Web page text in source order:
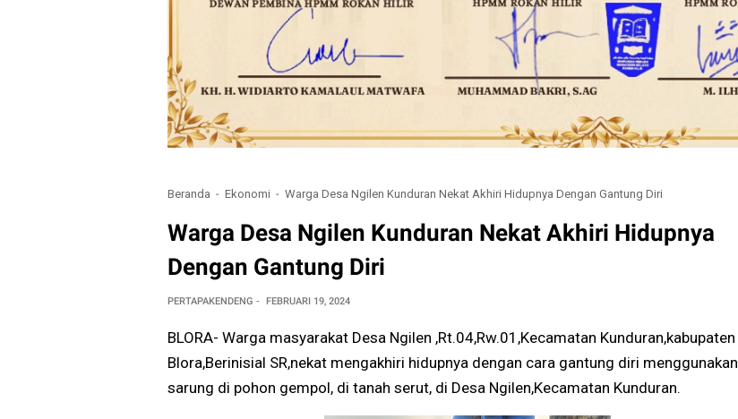
Beranda Ekonomi Warga Desa Ngilen Kunduran Nekat Akhiri Hidupnya Dengan Gantung Diri
Warga Desa Ngilen Kunduran Nekat Akhiri Hidupnya
Dengan Gantung Diri
PERTAPAKENDENG FEBRUARI 19, 2024
BLORA- Warga masyarakat Desa Ngilen ,Rt.04,Rw.01,Kecamatan Kunduran,kabupaten
Blora,Berinisial SR,nekat mengakhiri hidupnya dengan cara gantung diri menggunakan
sarung di pohon gempol, di tanah serut, di Desa Ngilen,Kecamatan Kunduran.